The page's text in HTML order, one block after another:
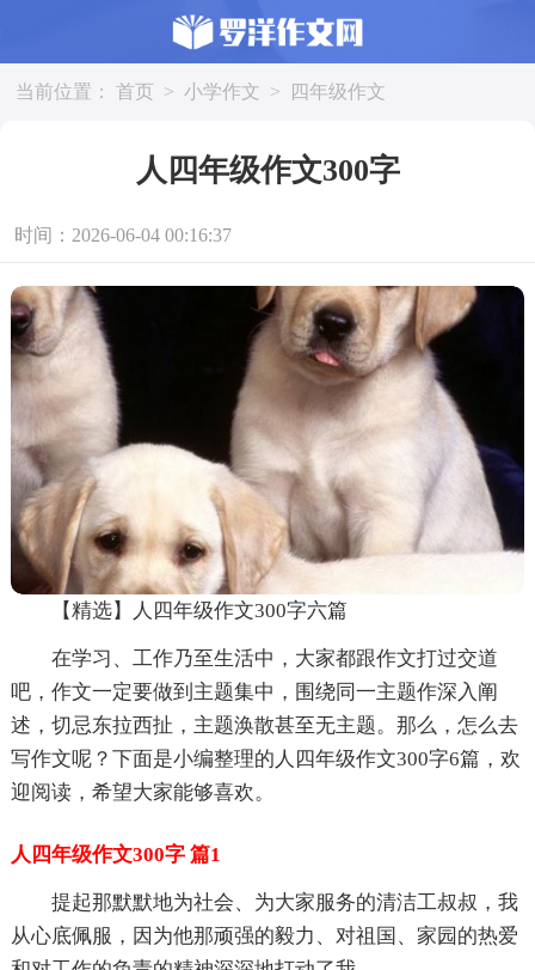
当前位置： 首页 > 小学作文 > 四年级作文
人四年级作文300字
时间：2026-06-04 00:16:37
【精选】人四年级作文300字六篇
在学习、工作乃至生活中，大家都跟作文打过交道
吧，作文一定要做到主题集中，围绕同一主题作深入阐
述，切忌东拉西扯，主题涣散甚至无主题。那么，怎么去
写作文呢？下面是小编整理的人四年级作文300字6篇，欢
迎阅读，希望大家能够喜欢。
人四年级作文300字 篇1
提起那默默地为社会、为大家服务的清洁工叔叔，我
从心底佩服，因为他那顽强的毅力、对祖国、家园的热爱